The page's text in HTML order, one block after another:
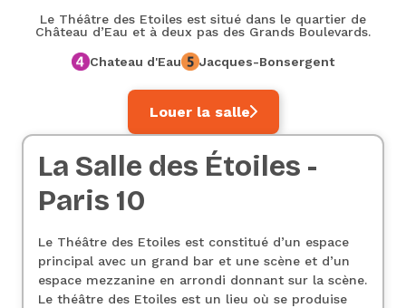
Le Théâtre des Etoiles est situé dans le quartier de
Château d’Eau et à deux pas des Grands Boulevards.
Chateau d'Eau Jacques-Bonsergent
Louer la salle
La Salle des Étoiles -
Paris 10
Le Théâtre des Etoiles est constitué d’un espace
principal avec un grand bar et une scène et d’un
espace mezzanine en arrondi donnant sur la scène.
Le théâtre des Etoiles est un lieu où se produise